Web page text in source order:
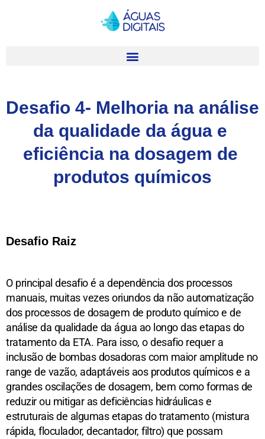
Desafio 4- Melhoria na análise
da qualidade da água e
eficiência na dosagem de
produtos químicos
Desafio Raiz
O principal desafio é a dependência dos processos
manuais, muitas vezes oriundos da não automatização
dos processos de dosagem de produto químico e de
análise da qualidade da água ao longo das etapas do
tratamento da ETA. Para isso, o desafio requer a
inclusão de bombas dosadoras com maior amplitude no
range de vazão, adaptáveis aos produtos químicos e a
grandes oscilações de dosagem, bem como formas de
reduzir ou mitigar as deficiências hidráulicas e
estruturais de algumas etapas do tratamento (mistura
rápida, floculador, decantador, filtro) que possam